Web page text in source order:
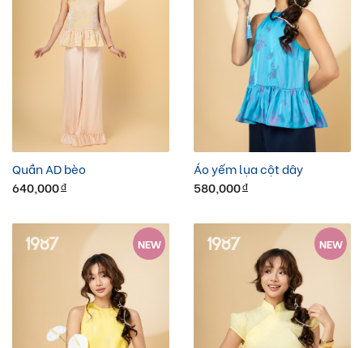
Quần AD bèo
640,000đ
Áo yếm lụa cột dây
580,000đ
NEW NEW